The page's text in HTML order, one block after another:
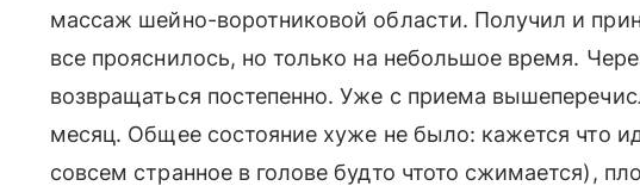
массаж шейно-воротниковой области. Получил и
все прояснилось, но только на небольшое время.
возвращаться постепенно. Уже с приема
месяц. Общее состояние хуже не было: кажется что
совсем странное в голове будто чтото сжимается),